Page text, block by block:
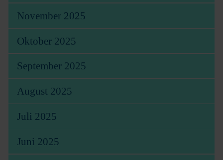
November 2025
Oktober 2025
September 2025
August 2025
Juli 2025
Juni 2025